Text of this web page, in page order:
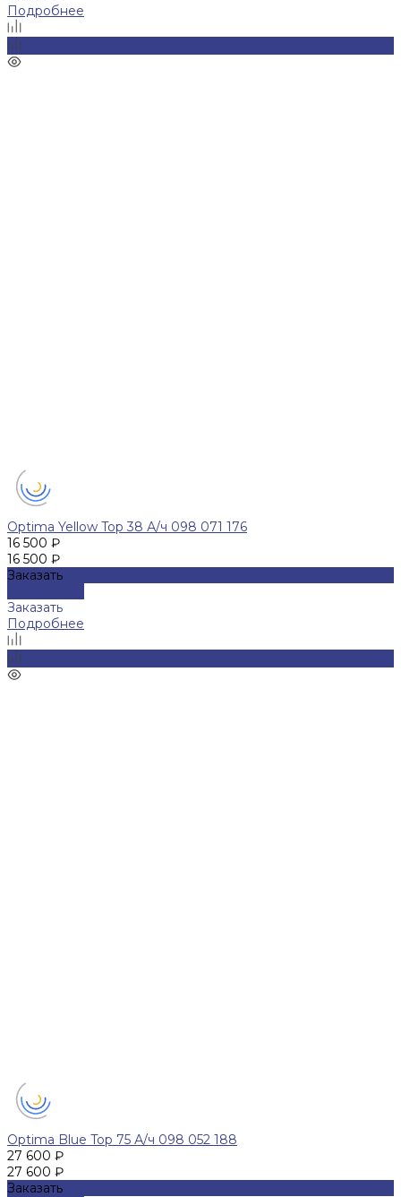
Подробнее
Optima Yellow Top 38 А/ч 098 071 176
16 500 ₽
16 500 ₽
Заказать
Заказать
Подробнее
Optima Blue Top 75 А/ч 098 052 188
27 600 ₽
27 600 ₽
Заказать